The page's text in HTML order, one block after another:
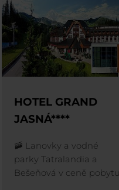
HOTEL GRAND
JASNÁ****
🚠 Lanovky a vodné
parky Tatralandia a
Bešeňová v ceně